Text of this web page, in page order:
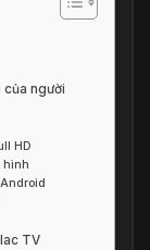
của người
HD
hình
TV